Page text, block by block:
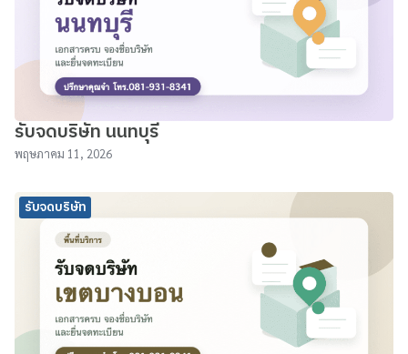
รับจดบริษัท นนทบุรี
พฤษภาคม 11, 2026
รับจดบริษัท